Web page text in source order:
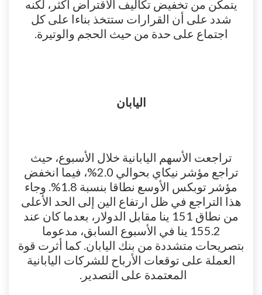
يتمكن من تخفيض تكاليف الاقتراض أكثر، لكنه
شدد على أن القرارات ستتخذ بناءا على كل
اجتماع على حدة من حيث الحجم والوتيرة.
اليابان
تراجعت الأسهم اليابانية خلال الأسبوع، حيث
تراجع مؤشر نيكاي بحوالي 2.0%، فيما انخفض
مؤشر توبكس الأوسع نطاقا بنسبة 1.8%. وجاء
هذا التراجع في ظل ارتفاع الين إلى الحد الأعلى
من نطاق 151 ينا مقابل الدولار، بعدما كان عند
155.2 ينا في الأسبوع السابق، مدعوما
بتصريحات متشددة من بنك اليابان. كما أثرت قوة
العملة على توقعات الأرباح للشركات اليابانية
المعتمدة على التصدير.